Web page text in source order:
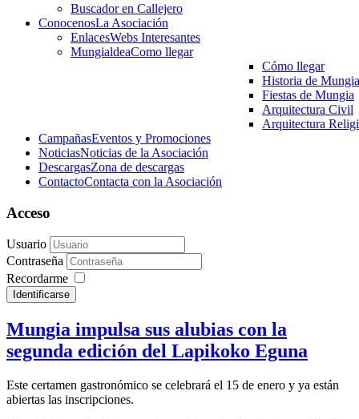
Buscador en Callejero
ConocenosLa Asociación
EnlacesWebs Interesantes
MungialdeaComo llegar
Cómo llegar
Historia de Mungia
Fiestas de Mungia
Arquitectura Civil
Arquitectura
CampañasEventos y Promociones
NoticiasNoticias de la Asociación
DescargasZona de descargas
ContactoContacta con la Asociación
Acceso
Usuario
Contraseña
Recordarme
Identificarse
Mungia impulsa sus alubias con la
segunda edición del Lapikoko Eguna
Este certamen gastronómico se celebrará el 15 de enero y ya están
abiertas las inscripciones.